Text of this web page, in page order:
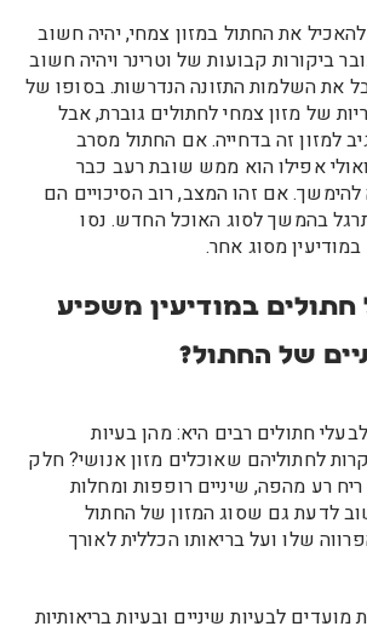
את החתול במזון צמחי, יהיה חשוב
ביקורות קבועות של וטרינר ויהיה חשוב
את השלמות התזונה הנדרשות. בסופו של
של מזון צמחי לחתולים גוברת, אבל
למזון זה בדחייה. אם החתול מסרב
אפילו הוא ממש שובת רעב כבר
להימשך. אם זהו המצב, רוב הסיכויים הם
בהמשך לסוג האוכל החדש. נסו
מסוג אחר.
במודיעין משפיע
של החתול?
חתולים רבים היא: מהן בעיות
לחתוליהם שאוכלים מזון אנושי? חלק
רע מהפה, שיניים רופפות ומחלות
לדעת גם שסוג המזון של החתול
שלו ועל בריאותו הכללית לאורך
מועדים לבעיות שיניים ובעיות בריאותיות